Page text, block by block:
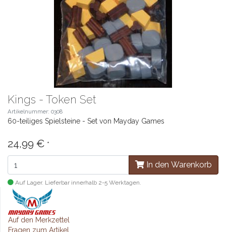
Kings - Token Set
Artikelnummer: 0308
60-teiliges Spielsteine - Set von Mayday Games
24,99 € *
In den Warenkorb
Auf Lager. Lieferbar innerhalb 2-5 Werktagen.
Auf den Merkzettel
Fragen zum Artikel